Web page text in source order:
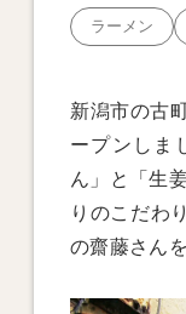
ラーメン
新潟市の古
ープンしま
ん」と「生
りのこだわ
の齋藤さん